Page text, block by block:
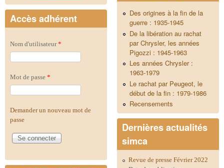
Accès adhérent
Nom d'utilisateur*
Mot de passe *
Demander un nouveau mot de
passe
Des origines à la fin de la
guerre : 1935-1945
De la libération au rachat
par Chrysler, les années
Pigozzi : 1945-1963
Les années Chrysler :
1963-1979
Le rachat par Peugeot, le
début de la fin : 1979-1986
Recensements
Dernières actualités
simca
Revue de presse Février 2022